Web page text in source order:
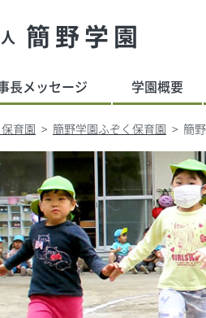
簡野学園
長メッセージ 学園概要
育園 簡野学園ふぞく保育園 簡